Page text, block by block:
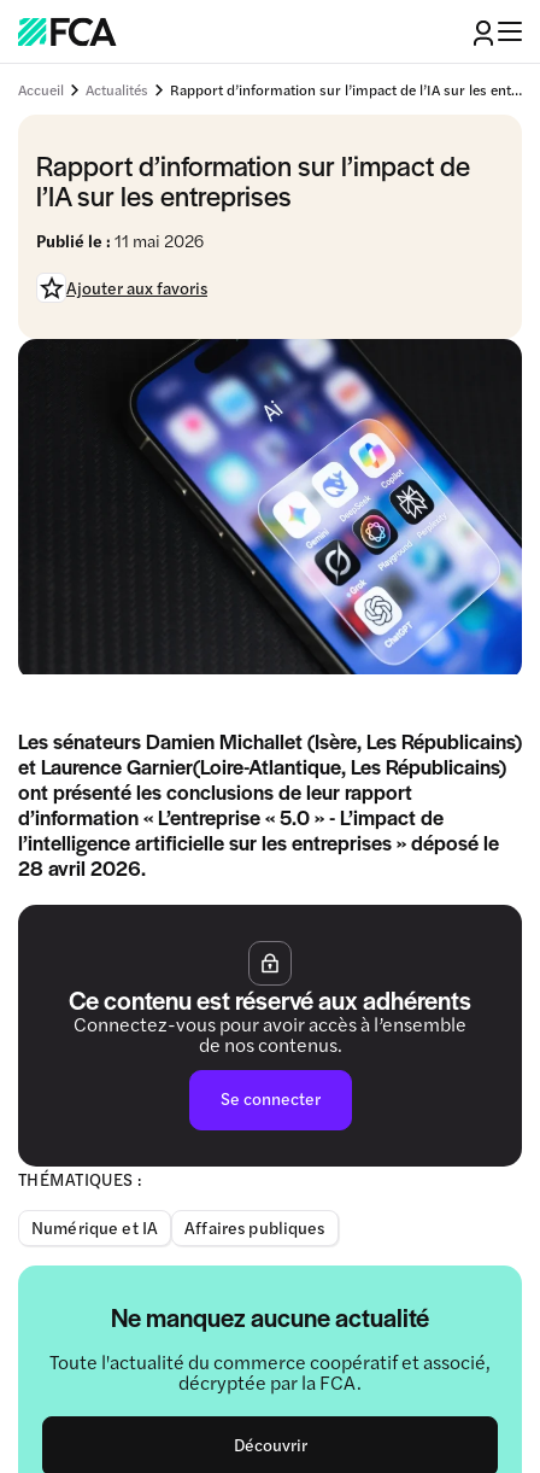
Accueil Actualités Rapport d’information sur l’impact de l’IA sur les entreprises
Rapport d’information sur l’impact de
l’IA sur les entreprises
Publié le : 11 mai 2026
Ajouter aux favoris
THÉMATIQUES :
Numérique et IA
Affaires publiques
Ne manquez aucune actualité
Toute l'actualité du commerce coopératif et associé,
décryptée par la FCA.
Découvrir
Les sénateurs Damien Michallet (Isère, Les Républicains)
et Laurence Garnier(Loire-Atlantique, Les Républicains)
ont présenté les conclusions de leur rapport
d’information « L’entreprise « 5.0 » - L’impact de
l’intelligence artificielle sur les entreprises » déposé le
28 avril 2026.
Ce contenu est réservé aux adhérents
Connectez-vous pour avoir accès à l’ensemble
de nos contenus.
Se connecter